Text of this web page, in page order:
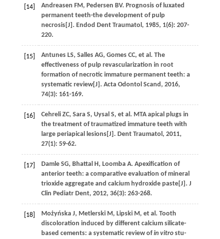
[14] Andreasen FM, Pedersen BV. Prognosis of luxated
permanent teeth-the development of pulp
necrosis[J]. Endod Dent Traumatol, 1985, 1(6): 207-
220.
[15] Antunes LS, Salles AG, Gomes CC, et al. The
effectiveness of pulp revascularization in root
formation of necrotic immature permanent teeth: a
systematic review[J]. Acta Odontol Scand, 2016,
74(3): 161-169.
[16] Cehreli ZC, Sara S, Uysal S, et al. MTA apical plugs in
the treatment of traumatized immature teeth with
large periapical lesions[J]. Dent Traumatol, 2011,
27(1): 59-62.
[17] Damle SG, Bhattal H, Loomba A. Apexification of
anterior teeth: a comparative evaluation of mineral
trioxide aggregate and calcium hydroxide paste[J]. J
Clin Pediatr Dent, 2012, 36(3): 263-268.
[18] Możyńska J, Metlerski M, Lipski M, et al. Tooth
discoloration induced by different calcium silicate-
based cements: a systematic review ofin vitrostu-